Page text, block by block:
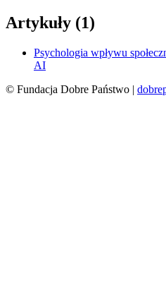
Artykuły (1)
Psychologia wpływu
AI
© Fundacja Dobre Państwo |